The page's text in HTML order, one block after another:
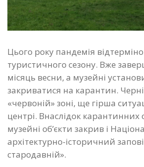
Цього року пандемія
туристичного сезону. Вже
місяць весни, а музейні
закриватися на карантин.
«червоній» зоні, ще гірша
центрі. Внаслідок
музейні об’єкти закрив і
архітектурно-історичний
стародавній».